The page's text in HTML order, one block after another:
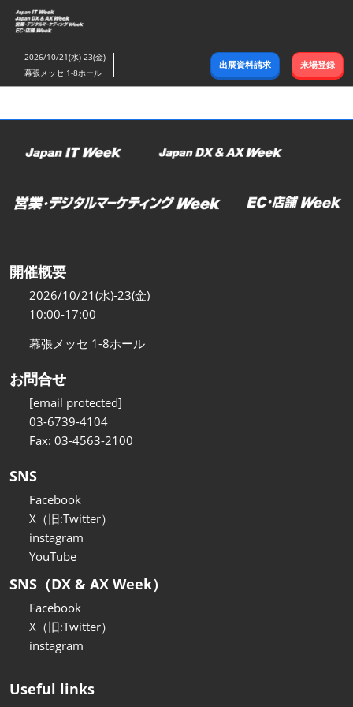
ス
キ
ッ
し
2026/10/21(水)-23(金)
幕張メッセ 1-8ホール
出展資料請求 来場登録
開催概要
2026/10/21(水)-23(金)
10:00-17:00
幕張メッセ 1-8ホール
お問合せ
[email protected]
03-6739-4104
Fax: 03-4563-2100
SNS
Facebook
X（旧:Twitter）
instagram
YouTube
SNS（DX & AX Week）
Facebook
X（旧:Twitter）
instagram
Useful links